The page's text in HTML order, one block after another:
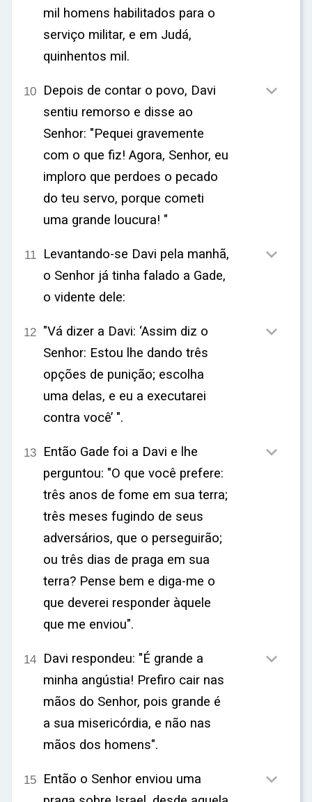
mil homens habilitados para o
serviço militar, e em Judá,
quinhentos mil.
10 Depois de contar o povo, Davi
sentiu remorso e disse ao
Senhor: "Pequei gravemente
com o que fiz! Agora, Senhor, eu
imploro que perdoes o pecado
do teu servo, porque cometi
uma grande loucura! "

11 Levantando-se Davi pela manhã,
o Senhor já tinha falado a Gade,
o vidente dele:

12 "Vá dizer a Davi: ‘Assim diz o
Senhor: Estou lhe dando três
opções de punição; escolha
uma delas, e eu a executarei
contra você’ ".

13 Então Gade foi a Davi e lhe
perguntou: "O que você prefere:
três anos de fome em sua terra;
três meses fugindo de seus
adversários, que o perseguirão;
ou três dias de praga em sua
terra? Pense bem e diga-me o
que deverei responder àquele
que me enviou".

14 Davi respondeu: "É grande a
minha angústia! Prefiro cair nas
mãos do Senhor, pois grande é
a sua misericórdia, e não nas
mãos dos homens".

15 Então o Senhor enviou uma
